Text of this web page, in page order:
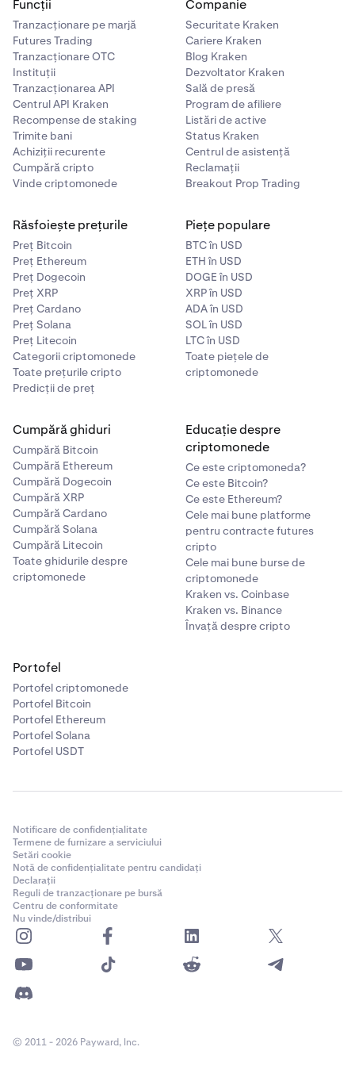
Încearcă un dispozitiv sau computer diferit
7 Încearcă o conexiune la internet diferită
conectezi la Kraken pe o rețea Wi-Fi partajată sau
publică, deoarece ar putea pune contul tău în
pericol.
Funcții
Tranzacționare pe marjă
Futures Trading
Tranzacționare OTC
Instituții
Tranzacționarea API
Centrul API Kraken
Recompense de staking
Trimite bani
Achiziții recurente
Cumpără cripto
Vinde criptomonede
Companie
Securitate Kraken
Cariere Kraken
Blog Kraken
Dezvoltator Kraken
Sală de presă
Program de afiliere
Listări de active
Status Kraken
Centrul de asistență
Reclamații
Breakout Prop Trading
Răsfoiește prețurile
Preț Bitcoin
Preț Ethereum
Preț Dogecoin
Preț XRP
Preț Cardano
Preț Solana
Preț Litecoin
Categorii criptomonede
Toate prețurile cripto
Predicții de preț
Piețe populare
BTC în USD
ETH în USD
DOGE în USD
XRP în USD
ADA în USD
SOL în USD
LTC în USD
Toate piețele de
criptomonede
Cumpără ghiduri
Cumpără Bitcoin
Cumpără Ethereum
Cumpără Dogecoin
Cumpără XRP
Cumpără Cardano
Cumpără Solana
Cumpără Litecoin
Toate ghidurile despre
criptomonede
Educație despre
criptomonede
Ce este criptomoneda?
Ce este Bitcoin?
Ce este Ethereum?
Cele mai bune platforme
pentru contracte futures
cripto
Cele mai bune burse de
criptomonede
Kraken vs. Coinbase
Kraken vs. Binance
Învață despre cripto
Portofel
Portofel criptomonede
Portofel Bitcoin
Portofel Ethereum
Portofel Solana
Portofel USDT
Notificare de confidențialitate
Termene de furnizare a serviciului
Setări cookie
Notă de confidențialitate pentru candidați
Declarații
Reguli de tranzacționare pe bursă
Centru de conformitate
Nu vinde/distribui
© 2011 - 2026 Payward, Inc.